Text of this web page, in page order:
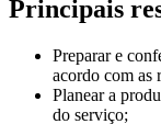
Principais
Preparar e
acordo com as
Planear a
do serviço;